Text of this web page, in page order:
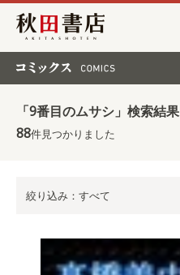
秋田書店
「9番目のムサシ」検索結果
88件見つかりました
絞り込み：すべて